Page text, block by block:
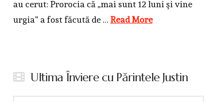
au cerut: Prorocia că „mai sunt 12 luni şi vine
urgia” a fost făcută de … Read More
Ultima Înviere cu Părintele Justin